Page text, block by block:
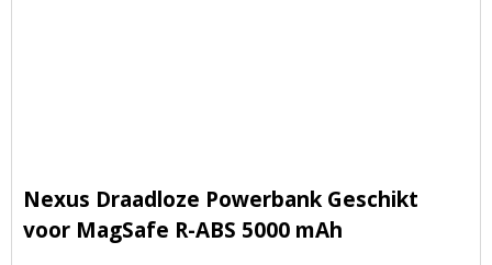
Nexus Draadloze Powerbank Geschikt
voor MagSafe R-ABS 5000 mAh